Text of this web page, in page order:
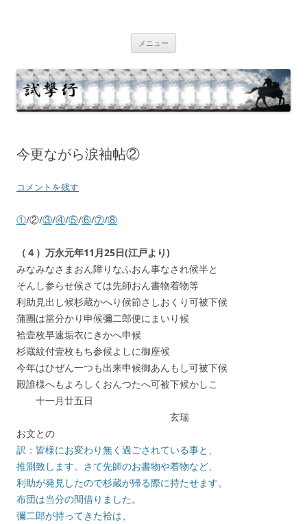
キ
ッ
プ
メニュー
今更ながら涙袖帖②
コメントを残す
①/②/③/④/⑤/⑥/⑦/⑧
（４）万永元年11月25日(江戸より)
みなみなさまおん障りなふおん事なされ候半と
そんし参らせ候さては先師おん書物着物等
利助見出し候杉蔵かへり候節さしおくり可被下候
蒲團は當分かり申候彌二郎便にまいり候
袷壹枚早速垢衣にきかへ申候
杉蔵紋付壹枚もち参候よしに御座候
今年はひぜん一つも出来申候御あんもし可被下候
殿誰様へもよろしくおんつたへ可被下候かしこ
十一月廿五日
玄瑞
お文との
訳：皆様にお変わり無く過ごされている事と、
推測致します。さて先師のお書物や着物など、
利助が発見したので杉蔵が帰る際に持たせます。
布団は当分の間借りました。
彌二郎が持ってきた袷は、